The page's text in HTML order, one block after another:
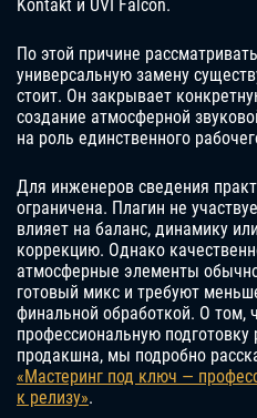
Kontakt и UVI Falcon.
По этой причине
универсальную замену
стоит. Он закрывает
создание атмосферной
на роль единственного
Для инженеров сведения
ограничена. Плагин не
влияет на баланс, динамику
коррекцию. Однако
атмосферные элементы
готовый микс и требуют
финальной обработкой. О том,
профессиональную
продакшна, мы подробно
«Мастеринг под ключ —
к релизу».